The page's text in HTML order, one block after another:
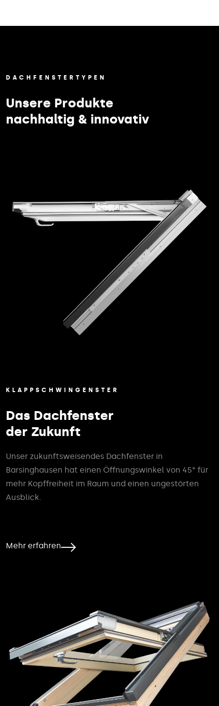
DACHFENSTERTYPEN
Unsere Produkte
nachhaltig & innovativ
KLAPPSCHWINGENSTER
Das Dachfenster
der Zukunft
Unser zukunftsweisendes Dachfenster in
Barsinghausen hat einen Öffnungswinkel von 45° für
mehr Kopffreiheit im Raum und einen ungestörten
Ausblick.
Mehr erfahren